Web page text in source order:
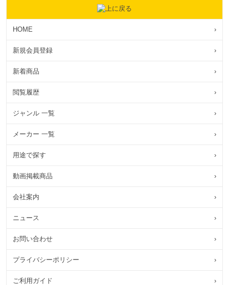
HOME ›
新規会員登録 ›
新着商品 ›
閲覧履歴 ›
ジャンル 一覧 ›
メーカー 一覧 ›
用途で探す ›
動画掲載商品 ›
会社案内 ›
ニュース ›
お問い合わせ ›
プライバシーポリシー ›
ご利用ガイド ›